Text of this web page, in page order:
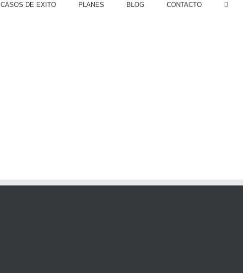
CASOS DE EXITO PLANES BLOG CONTACTO